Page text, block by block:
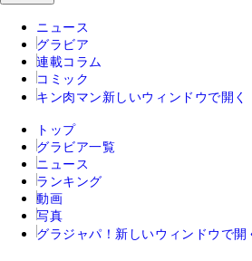
ニュース
グラビア
連載コラム
コミック
キン肉マン 新しいウィンドウで開く
トップ
グラビア一覧
ニュース
ランキング
動画
写真
グラジャパ！ 新しいウィンドウで開